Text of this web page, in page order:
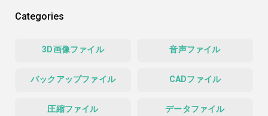
Categories
3D画像ファイル 音声ファイル
バックアップファイル CADファイル
圧縮ファイル データファイル